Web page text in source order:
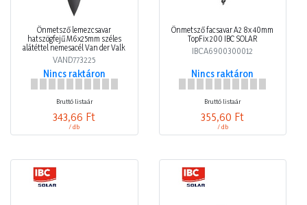
Önmetsző lemezcsavar
hatszögfejű M6x25mm széles
alátéttel nemesacél Van der Valk
VAND773225
Nincs raktáron
Bruttó listaár
343,66 Ft
/ db
Önmetsző facsavar A2 8x 40mm
TopFix 200 IBC SOLAR
IBCA6900300012
Nincs raktáron
Bruttó listaár
355,60 Ft
/ db